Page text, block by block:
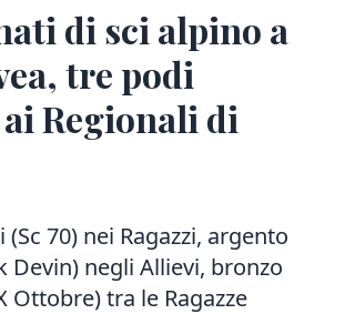
di sci alpino a
tre podi
Regionali di
70) nei Ragazzi, argento
Devin) negli Allievi, bronzo
Ottobre) tra le Ragazze